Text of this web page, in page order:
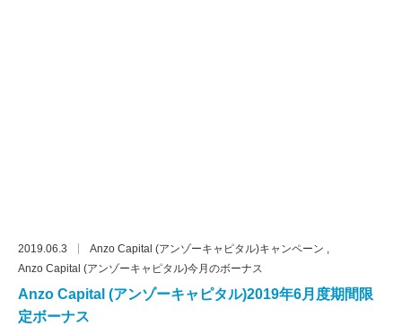
2019.06.3
Anzo Capital (アンゾーキャピタル)キャンペーン
Anzo Capital (アンゾーキャピタル)今月のボーナス
Anzo Capital (アンゾーキャピタル)2019年6月度期間限
定ボーナス